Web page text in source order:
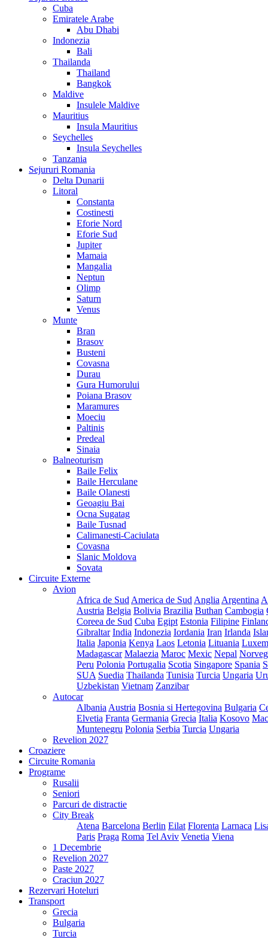
Cuba
Emiratele Arabe
Abu Dhabi
Indonezia
Bali
Thailanda
Thailand
Bangkok
Maldive
Insulele Maldive
Mauritius
Insula Mauritius
Seychelles
Insula Seychelles
Tanzania
Sejururi Romania
Delta Dunarii
Litoral
Constanta
Costinesti
Eforie Nord
Eforie Sud
Jupiter
Mamaia
Mangalia
Neptun
Olimp
Saturn
Venus
Munte
Bran
Brasov
Busteni
Covasna
Durau
Gura Humorului
Poiana Brasov
Maramures
Moeciu
Paltinis
Predeal
Sinaia
Balneoturism
Baile Felix
Baile Herculane
Baile Olanesti
Geoagiu Bai
Ocna Sugatag
Baile Tusnad
Calimanesti-Caciulata
Covasna
Slanic Moldova
Sovata
Circuite Externe
Avion
Africa de Sud America de Sud Anglia Argentina
Austria Belgia Bolivia Brazilia Buthan Cambogia
Coreea de Sud Cuba Egipt Estonia Filipine
Gibraltar India Indonezia Iordania Iran Irlanda
Italia Japonia Kenya Laos Letonia Lituania
Madagascar Malaezia Maroc Mexic Nepal
Peru Polonia Portugalia Scotia Singapore Spania
SUA Suedia Thailanda Tunisia Turcia Ungaria
Uzbekistan Vietnam Zanzibar
Autocar
Albania Austria Bosnia si Hertegovina Bulgaria
Elvetia Franta Germania Grecia Italia Kosovo
Muntenegru Polonia Serbia Turcia Ungaria
Revelion 2027
Croaziere
Circuite Romania
Programe
Rusalii
Seniori
Parcuri de distractie
City Break
Atena Barcelona Berlin Eilat Florenta Larnaca
Paris Praga Roma Tel Aviv Venetia Viena
1 Decembrie
Revelion 2027
Paste 2027
Craciun 2027
Rezervari Hoteluri
Transport
Grecia
Bulgaria
Turcia